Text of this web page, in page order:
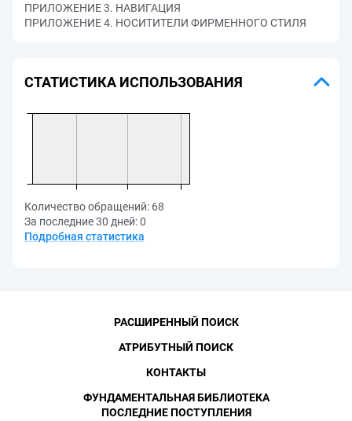
ПРИЛОЖЕНИЕ 3. НАВИГАЦИЯ
ПРИЛОЖЕНИЕ 4. НОСИТИТЕЛИ ФИРМЕННОГО СТИЛЯ
СТАТИСТИКА ИСПОЛЬЗОВАНИЯ
Количество обращений: 68
За последние 30 дней:0
Подробная статистика
РАСШИРЕННЫЙ ПОИСК
АТРИБУТНЫЙ ПОИСК
КОНТАКТЫ
ФУНДАМЕНТАЛЬНАЯ БИБЛИОТЕКА
ПОСЛЕДНИЕ ПОСТУПЛЕНИЯ